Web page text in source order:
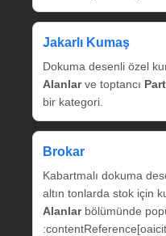
Jakarlı Kumaş
Dokuma desenli özel
Alanlarve toptancı
bir kategori.
Brokar
Kabartmalı dokuma
altın tonlarda stok için
Alanlarbölümünde